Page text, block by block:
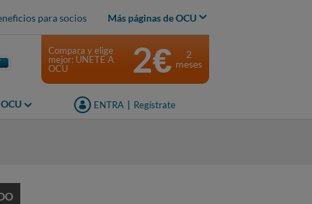
para socios Más páginas de OCU
ENTRA Regístrate
Compara y elige
mejor: ÚNETE A
OCU
2€
2
meses